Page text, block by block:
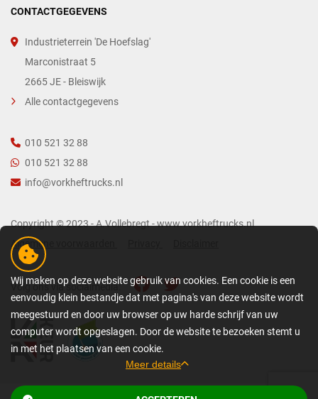
CONTACTGEGEVENS
Industrieterrein 'De Hoefslag'
Marconistraat 5
2665 JE - Bleiswijk
Alle contactgegevens
010 521 32 88
010 521 32 88
info@vorkheftrucks.nl
Copyright © 2023 - A.Vollebregt - www.vorkheftrucks.nl
Algemene voorwaarden
Volg ons via socialmedia:
Wij maken op deze website gebruik van cookies. Een cookie is een
eenvoudig klein bestandje dat met pagina's van deze website wordt
meegestuurd en door uw browser op uw harde schrijf van uw
computer wordt opgeslagen. Door de website te bezoeken stemt u
in met het plaatsen van een cookie.
Meer details